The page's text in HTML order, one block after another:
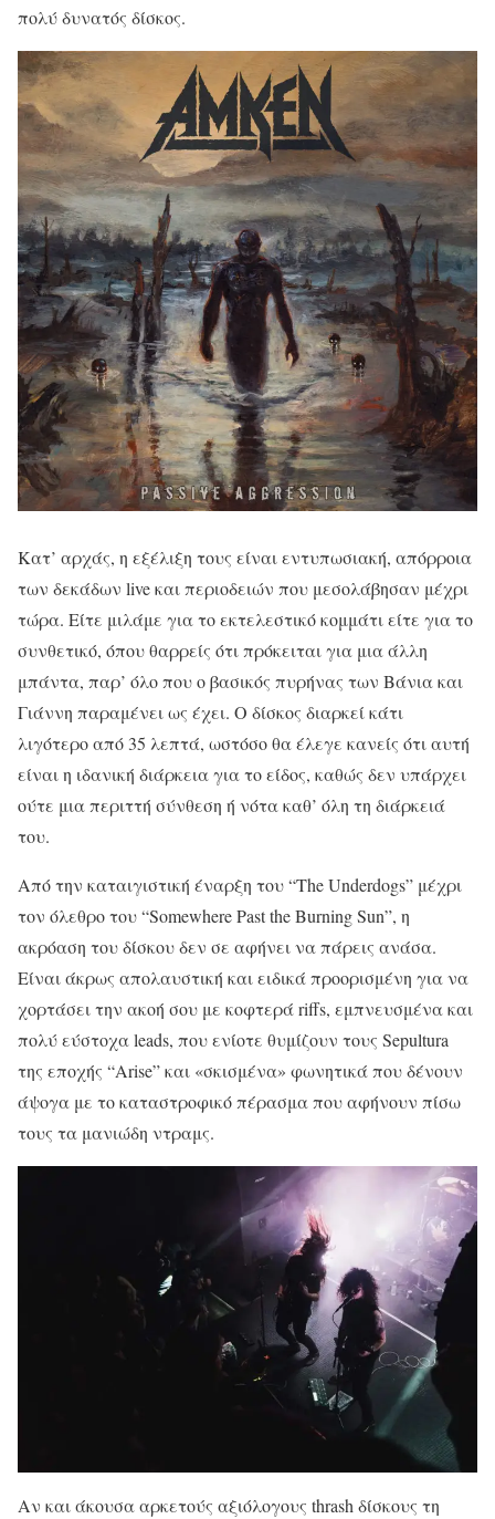
πολύ δυνατός δίσκος.
Κατ’ αρχάς, η εξέλιξη τους είναι εντυπωσιακή, απόρροια
των δεκάδων live και περιοδειών που μεσολάβησαν μέχρι
τώρα. Είτε μιλάμε για το εκτελεστικό κομμάτι είτε για το
συνθετικό, όπου θαρρείς ότι πρόκειται για μια άλλη
μπάντα, παρ’ όλο που ο βασικός πυρήνας των Βάνια και
Γιάννη παραμένει ως έχει. Ο δίσκος διαρκεί κάτι
λιγότερο από 35 λεπτά, ωστόσο θα έλεγε κανείς ότι αυτή
είναι η ιδανική διάρκεια για το είδος, καθώς δεν υπάρχει
ούτε μια περιττή σύνθεση ή νότα καθ’ όλη τη διάρκειά
του.
Από την καταιγιστική έναρξη του “The Underdogs” μέχρι
τον όλεθρο του “Somewhere Past the Burning Sun”, η
ακρόαση του δίσκου δεν σε αφήνει να πάρεις ανάσα.
Είναι άκρως απολαυστική και ειδικά προορισμένη για να
χορτάσει την ακοή σου με κοφτερά riffs, εμπνευσμένα και
πολύ εύστοχα leads, που ενίοτε θυμίζουν τους Sepultura
της εποχής “Arise” και «σκισμένα» φωνητικά που δένουν
άψογα με το καταστροφικό πέρασμα που αφήνουν πίσω
τους τα μανιώδη ντραμς.
Αν και άκουσα αρκετούς αξιόλογους thrash δίσκους τη